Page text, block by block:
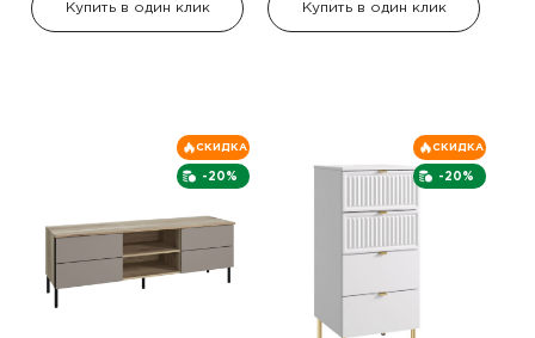
Купить в один клик Купить в один клик
-20%
СКИДКА
-20%
СКИДКА